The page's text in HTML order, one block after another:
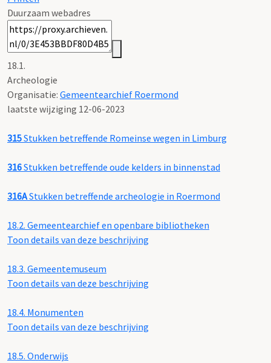
Duurzaam webadres
18.1.
Archeologie
Organisatie: Gemeentearchief Roermond
laatste wijziging 12-06-2023
315Stukken betreffende Romeinse wegen in Limburg
316Stukken betreffende oude kelders in binnenstad
316AStukken betreffende archeologie in Roermond
18.2. Gemeentearchief en openbare bibliotheken
Toon details van deze beschrijving
18.3. Gemeentemuseum
Toon details van deze beschrijving
18.4. Monumenten
Toon details van deze beschrijving
18.5. Onderwijs